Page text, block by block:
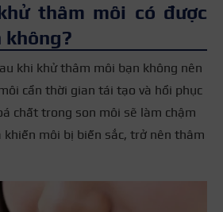
thâm môi có được
không?
khi khử thâm môi bạn không nên
cần thời gian tái tạo và hồi phục
chất trong son môi sẽ làm chậm
khiến môi bị biến sắc, trở nên thâm